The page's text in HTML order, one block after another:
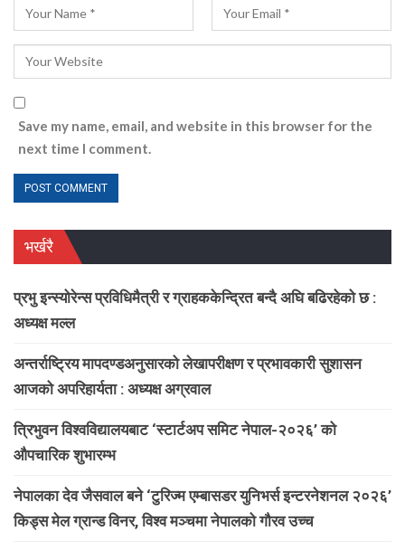
Save my name, email, and website in this browser for the
next time I comment.
भर्खरै
प्रभु इन्स्योरेन्स प्रविधिमैत्री र ग्राहककेन्द्रित बन्दै अघि बढिरहेको छ :
अध्यक्ष मल्ल
अन्तर्राष्ट्रिय मापदण्डअनुसारको लेखापरीक्षण र प्रभावकारी सुशासन
आजको अपरिहार्यता : अध्यक्ष अग्रवाल
त्रिभुवन विश्वविद्यालयबाट ‘स्टार्टअप समिट नेपाल-२०२६’ को
औपचारिक शुभारम्भ
नेपालका देव जैसवाल बने ‘टुरिज्म एम्बासडर युनिभर्स इन्टरनेशनल २०२६’
किड्स मेल ग्रान्ड विनर, विश्व मञ्चमा नेपालको गौरव उच्च